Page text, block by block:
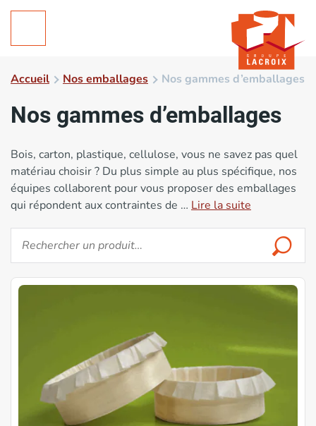
Accueil Nos emballages Nos gammes d’emballages
Nos gammes d’emballages
Bois, carton, plastique, cellulose, vous ne savez pas quel
matériau choisir ? Du plus simple au plus spécifique, nos
équipes collaborent pour vous proposer des emballages
qui répondent aux contraintes de … Lire la suite